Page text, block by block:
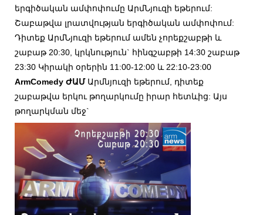
երգիծական ամփոփումը ԱրմՆյուզի եթերում:
Շաբաթվա լրատվության երգիծական ամփոփում:
Դիտեք ԱրմՆյուզի եթերում ամեն չորեքշաբթի և
շաբաթ 20:30, կրկնություն` հինգշաբթի 14:30 շաբաթ
23:30 Կիրակի օրերին 11:00-12:00 և 22:10-23:00
ArmComedy ԺԱՄԱրմնյուզի եթերում, դիտեք
շաբաթվա երկու թողարկումը իրար հետևից: Այս
թողարկման մեջ`